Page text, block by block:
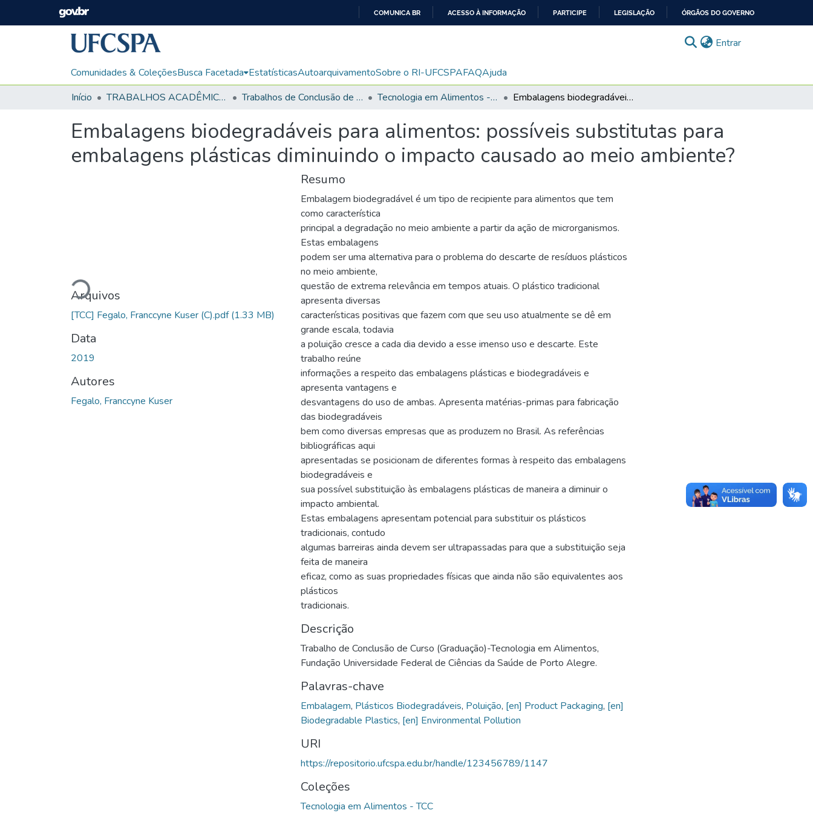
CONTEÚDO
COMUNICA BR ACESSO À INFORMAÇÃO PARTICIPE LEGISLAÇÃO ÓRGÃOS DO GOVERNO
Entrar(current)
Comunidades & ColeçõesBusca Facetada EstatísticasAutoarquivamentoSobre o RI-UFCSPAFAQAjuda
Início
TRABALHOS ACADÊMICOS Trabalhos de Conclusão de Curso de Graduação Tecnologia em Alimentos - TCC Embalagens biodegradáveis para alimentos: possíveis substitutas para embalagens plásticas diminuindo o impacto causado ao meio ambiente?
Embalagens biodegradáveis para alimentos: possíveis substitutas para
embalagens plásticas diminuindo o impacto causado ao meio ambiente?
Carregando...
Arquivos
[TCC] Fegalo, Franccyne Kuser (C).pdf(1.33 MB)
Data
2019
Autores
Fegalo, Franccyne Kuser
Resumo
Embalagem biodegradável é um tipo de recipiente para alimentos que tem
como característica
principal a degradação no meio ambiente a partir da ação de microrganismos.
Estas embalagens
podem ser uma alternativa para o problema do descarte de resíduos plásticos
no meio ambiente,
questão de extrema relevância em tempos atuais. O plástico tradicional
apresenta diversas
características positivas que fazem com que seu uso atualmente se dê em
grande escala, todavia
a poluição cresce a cada dia devido a esse imenso uso e descarte. Este
trabalho reúne
informações a respeito das embalagens plásticas e biodegradáveis e
apresenta vantagens e
desvantagens do uso de ambas. Apresenta matérias-primas para fabricação
das biodegradáveis
bem como diversas empresas que as produzem no Brasil. As referências
bibliográficas aqui
apresentadas se posicionam de diferentes formas à respeito das embalagens
biodegradáveis e
sua possível substituição às embalagens plásticas de maneira a diminuir o
impacto ambiental.
Estas embalagens apresentam potencial para substituir os plásticos
tradicionais, contudo
algumas barreiras ainda devem ser ultrapassadas para que a substituição seja
feita de maneira
eficaz, como as suas propriedades físicas que ainda não são equivalentes aos
plásticos
tradicionais.
Descrição
Trabalho de Conclusão de Curso (Graduação)-Tecnologia em Alimentos,
Fundação Universidade Federal de Ciências da Saúde de Porto Alegre.
Palavras-chave
Embalagem, Plásticos Biodegradáveis, Poluição, [en] Product Packaging, [en]
Biodegradable Plastics, [en] Environmental Pollution
URI
https://repositorio.ufcspa.edu.br/handle/123456789/1147
Coleções
Tecnologia em Alimentos - TCC